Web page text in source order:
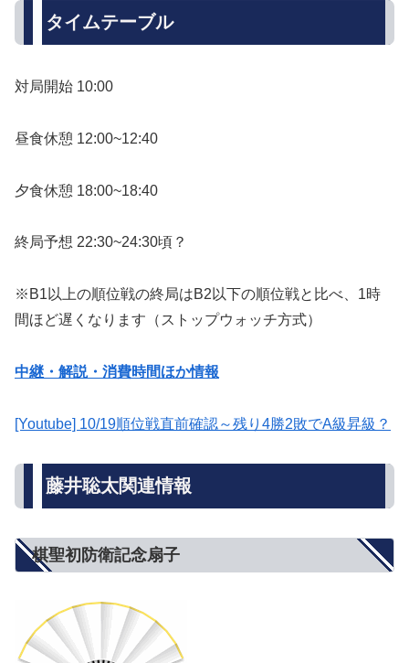
タイムテーブル
対局開始 10:00
昼食休憩 12:00~12:40
夕食休憩 18:00~18:40
終局予想 22:30~24:30頃？
※B1以上の順位戦の終局はB2以下の順位戦と比べ、1時
間ほど遅くなります（ストップウォッチ方式）
中継・解説・消費時間ほか情報
[Youtube] 10/19順位戦直前確認～残り4勝2敗でA級昇級？
藤井聡太関連情報
棋聖初防衛記念扇子